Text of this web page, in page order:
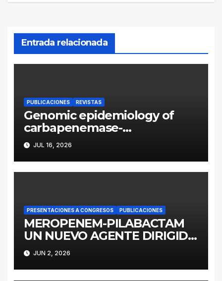
Entrada relacionada
PUBLICACIONES REVISTAS
Genomic epidemiology of
carbapenemase-
producing Enterobacter
cloacae complex in
Argentina: a retrospective
JUL 16, 2026
PRESENTACIONES A CONGRESOS PUBLICACIONES
MEROPENEM-PILABACTAM
UN NUEVO AGENTE DIRIGIDO
A ENTEROBACTERALES
PRODUCTORES DE
SERINOCARBAPENEMASAS
JUN 2, 2026